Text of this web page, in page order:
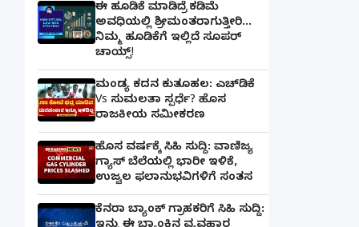
ಈ ಹೂಡಿಕೆ ಮಾಡಿದ್ರೆ ಕಡಿಮೆ
ಅವಧಿಯಲ್ಲಿ ಶ್ರೀಮಂತರಾಗುತ್ತೀರಿ...
ನಿಮ್ಮ ಹೂಡಿಕೆಗೆ ಇಲ್ಲಿದೆ ಸೂಪರ್
ಚಾಯ್ಸ್‌!
ಮಂಡ್ಯ ಕದನ ಕುತೂಹಲ: ಎಚ್‌ಡಿಕೆ
Vs ಸುಮಲತಾ ಸ್ಪರ್ಧೆ? ಹೊಸ
ರಾಜಕೀಯ ಸಮೀಕರಣ
ಹೊಸ ವರ್ಷಕ್ಕೆ ಸಿಹಿ ಸುದ್ದಿ: ವಾಣಿಜ್ಯ
ಗ್ಯಾಸ್‌ ಬೆಲೆಯಲ್ಲಿ ಭಾರೀ ಇಳಿಕೆ,
ಉಜ್ವಲ ಫಲಾನುಭವಿಗಳಿಗೆ ಸಂತಸ
ಕೆನರಾ ಬ್ಯಾಂಕ್‌ ಗ್ರಾಹಕರಿಗೆ ಸಿಹಿ ಸುದ್ದಿ: